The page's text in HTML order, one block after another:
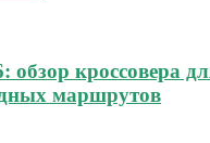
обзор кроссовера
маршрутов